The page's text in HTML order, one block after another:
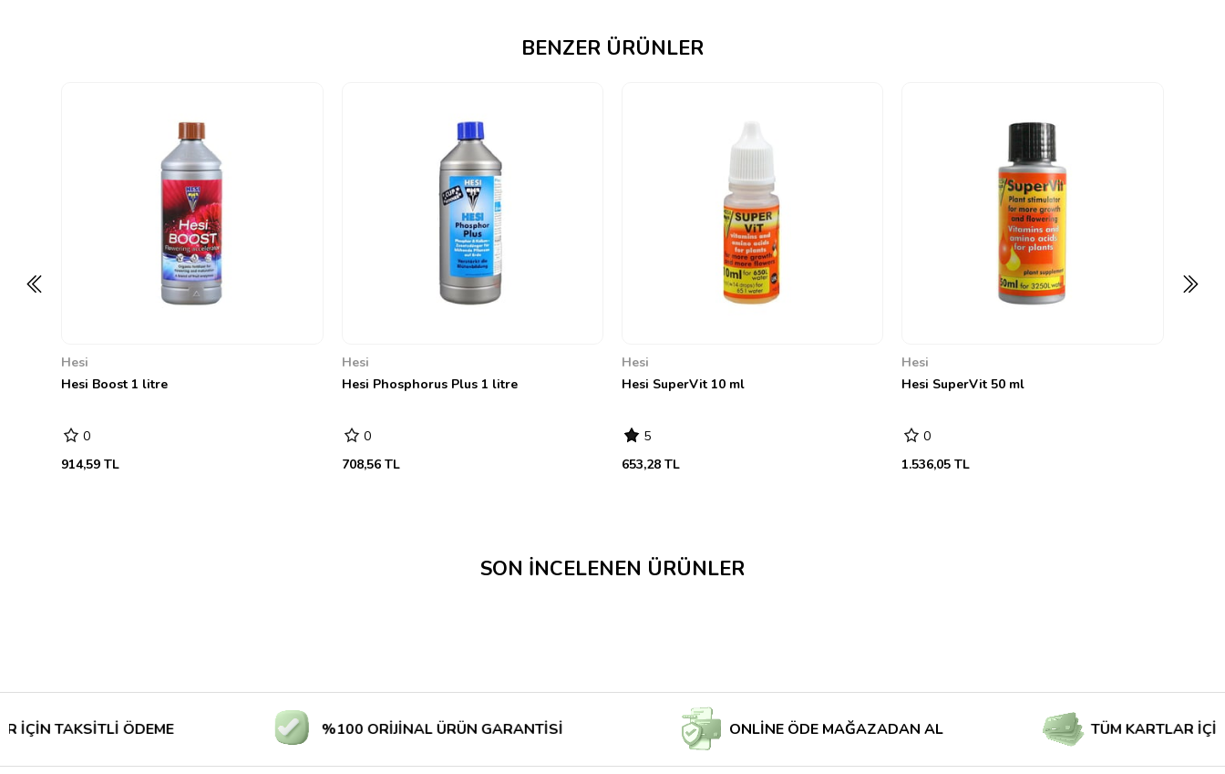
BENZER ÜRÜNLER
Hesi
Hesi Boost 1 litre
0
914,59 TL
Hesi
Hesi Phosphorus Plus 1 litre
0
708,56 TL
Hesi
Hesi SuperVit 10 ml
5
653,28 TL
Hesi
Hesi SuperVit 50 ml
0
1.536,05 TL
SON İNCELENEN ÜRÜNLER
ÖDEME %100 ORİJİNAL ÜRÜN GARANTİSİ ONLİNE ÖDE MAĞAZADAN AL TÜM KARTLAR İÇİN